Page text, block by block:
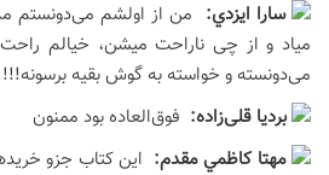
سارا ايزدي: من از اولشم می‌دونستم
میاد و از چی ناراحت میشن، خیالم
می‌دونسته و خواسته به گوش بقیه
بردیا قلی‌زاده: فوق‌العاده بود ممنون
مهتا كاظمي مقدم: این کتاب جزو